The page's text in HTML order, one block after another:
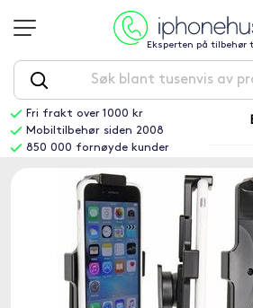
Eksperten på tilbehør
Fri frakt over 1000 kr
Mobiltilbehør siden 2008
850 000 fornøyde kunder